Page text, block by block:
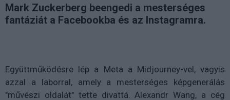
Mark Zuckerberg beengedi a mesterséges
fantáziát a Facebookba és az Instagramra.
Együttműködésre lép a Meta a Midjourney-vel, vagyis
azzal a laborral, amely a mesterséges képgenerálás
"művészi oldalát" tette divattá. Alexandr Wang, a cég